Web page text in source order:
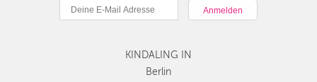
Hamburg
Köln
Düsseldorf
KINDALING IN
Berlin